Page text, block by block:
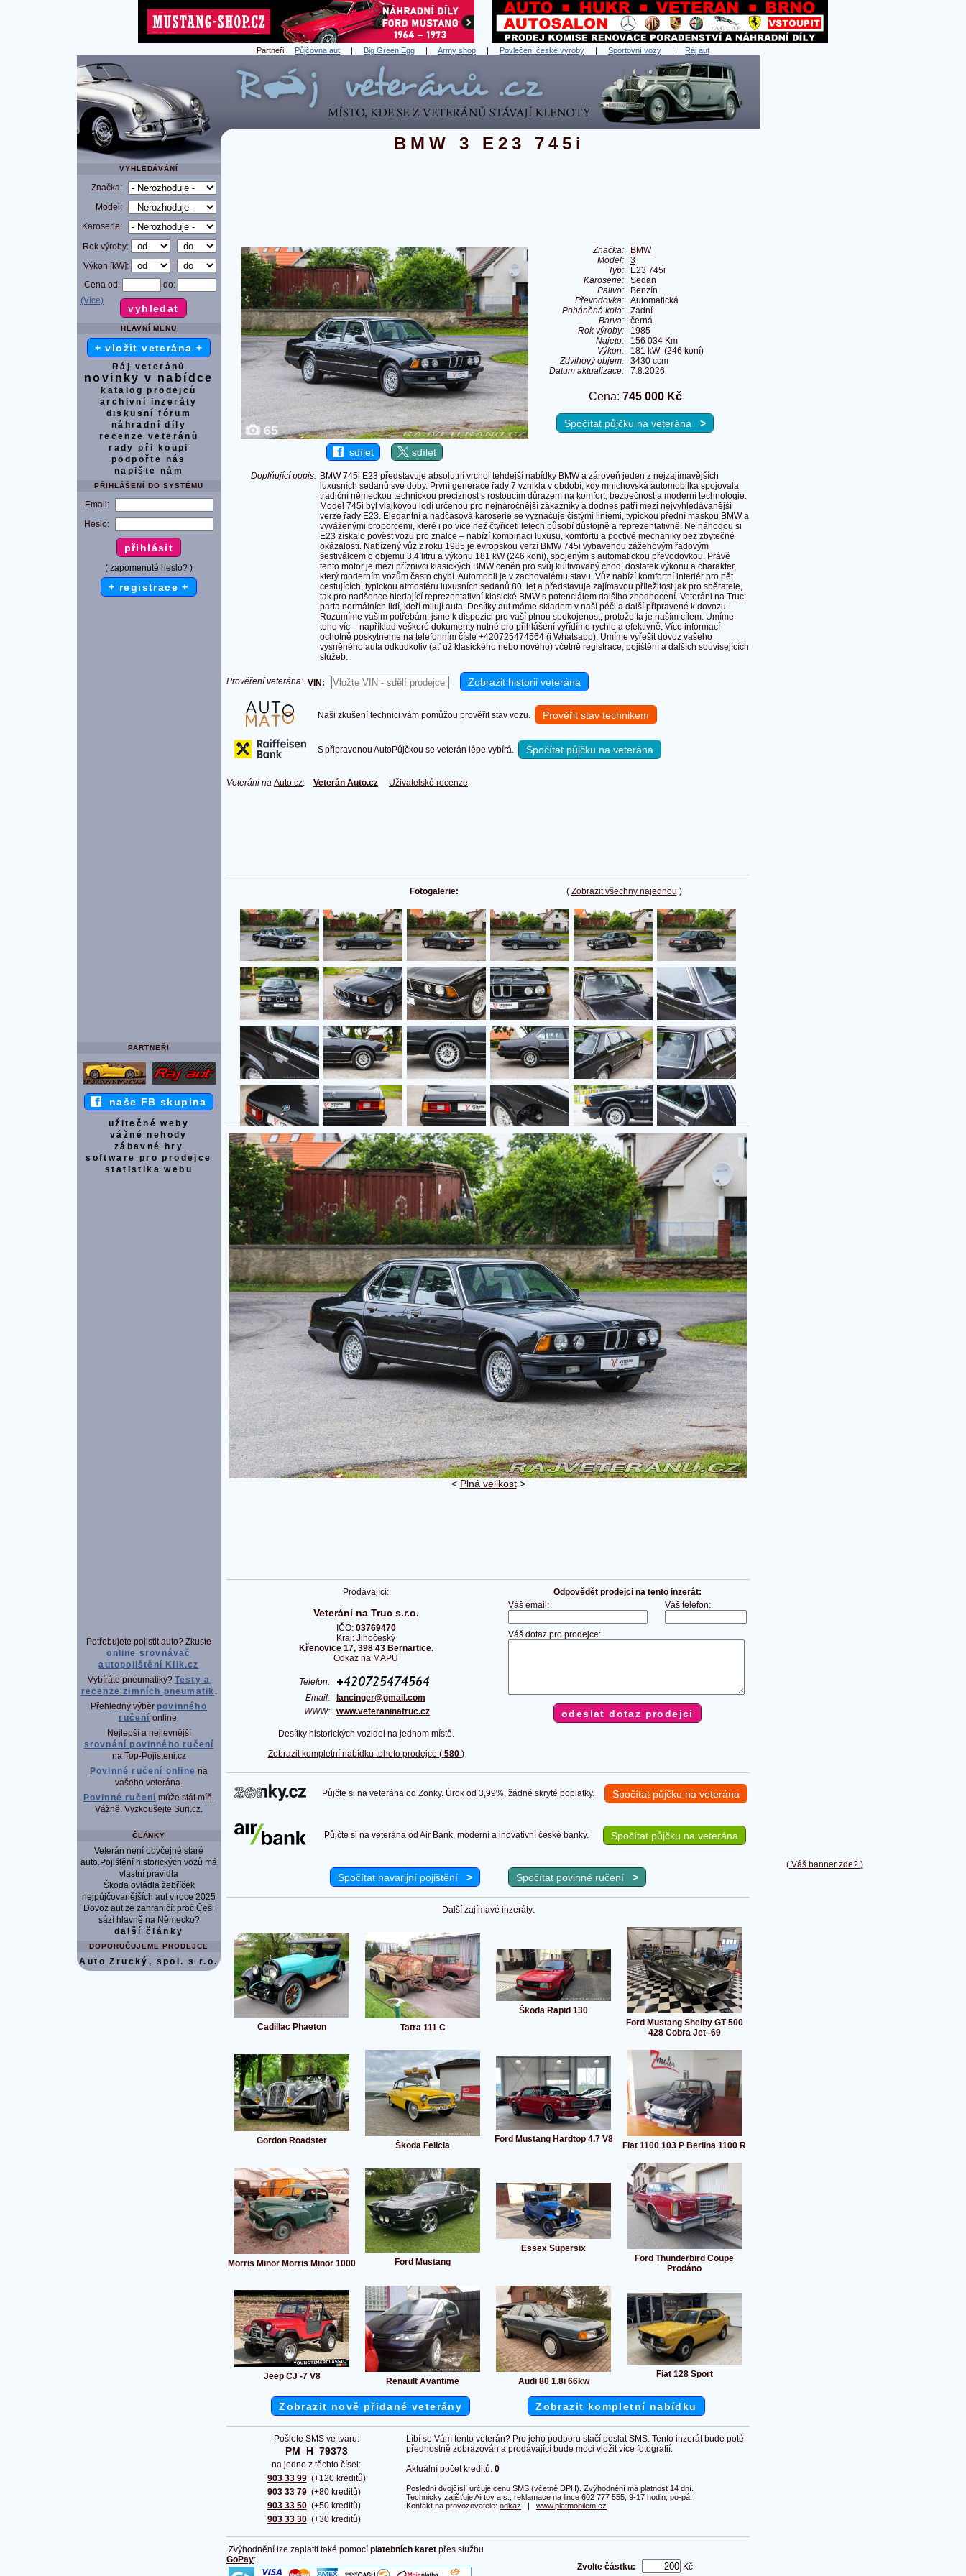
Partneři: Půjčovna aut | Big Green Egg | Army shop | Povlečení české výroby | Sportovní vozy | Ráj aut
( Váš banner zde? )
BMW 3 E23 745i
VYHLEDÁVÁNÍ
Značka:
Model:
Karoserie:
Rok výroby:
Výkon [kW]:
Cena od:
do:
(Více)
HLAVNÍ MENU
+ vložit veterána +
Ráj veteránů
novinky v nabídce
katalog prodejců
archivní inzeráty
diskusní fórum
náhradní díly
recenze veteránů
rady při koupi
podpořte nás
napište nám
PŘIHLÁŠENÍ DO SYSTÉMU
Email:
Heslo:
( zapomenuté heslo? )
+ registrace +
PARTNEŘI
naše FB skupina
užitečné weby
vážné nehody
zábavné hry
software pro prodejce
statistika webu
Potřebujete pojistit auto? Zkuste
online srovnávač
autopojištění Klik.cz
Vybíráte pneumatiky? Testy a
recenze zimních pneumatik .
Přehledný výběr povinného
ručení online.
Nejlepší a nejlevnější
srovnání povinného ručení
na Top-Pojisteni.cz
Povinné ručení online na
vašeho veterána.
Povinné ručení může stát míň.
Vážně. Vyzkoušejte Suri.cz.
ČLÁNKY
Veterán není obyčejné staré
auto.Pojištění historických vozů má
vlastní pravidla
Škoda ovládla žebříček
nejpůjčovanějších aut v roce 2025
Dovoz aut ze zahraničí: proč Češi
sází hlavně na Německo?
další články
DOPORUČUJEME PRODEJCE
Auto Zrucký, spol. s r.o.
65
sdílet sdílet
Značka:
BMW
Model:
3
Typ:
E23 745i
Karoserie:
Sedan
Palivo:
Benzín
Převodovka:
Automatická
Poháněná kola:
Zadní
Barva:
černá
Rok výroby:
1985
Najeto:
156 034 Km
Výkon:
181 kW (246 koní)
Zdvihový objem:
3430 ccm
Datum aktualizace:
7.8.2026
Cena: 745 000 Kč
Spočítat půjčku na veterána >
Doplňující popis: BMW 745i E23 představuje absolutní vrchol tehdejší nabídky BMW a zároveň jeden z nejzajímavějších
luxusních sedanů své doby. První generace řady 7 vznikla v období, kdy mnichovská automobilka spojovala
tradiční německou technickou preciznost s rostoucím důrazem na komfort, bezpečnost a moderní technologie.
Model 745i byl vlajkovou lodí určenou pro nejnáročnější zákazníky a dodnes patří mezi nejvyhledávanější
verze řady E23. Elegantní a nadčasová karoserie se vyznačuje čistými liniemi, typickou přední maskou BMW a
vyváženými proporcemi, které i po více než čtyřiceti letech působí důstojně a reprezentativně. Ne náhodou si
E23 získalo pověst vozu pro znalce – nabízí kombinaci luxusu, komfortu a poctivé mechaniky bez zbytečné
okázalosti. Nabízený vůz z roku 1985 je evropskou verzí BMW 745i vybavenou zážehovým řadovým
šestiválcem o objemu 3,4 litru a výkonu 181 kW (246 koní), spojeným s automatickou převodovkou. Právě
tento motor je mezi příznivci klasických BMW ceněn pro svůj kultivovaný chod, dostatek výkonu a charakter,
který moderním vozům často chybí. Automobil je v zachovalému stavu. Vůz nabízí komfortní interiér pro pět
cestujících, typickou atmosféru luxusních sedanů 80. let a představuje zajímavou příležitost jak pro sběratele,
tak pro nadšence hledající reprezentativní klasické BMW s potenciálem dalšího zhodnocení. Veteráni na Truc:
parta normálních lidí, kteří milují auta. Desítky aut máme skladem v naší péči a další připravené k dovozu.
Rozumíme vašim potřebám, jsme k dispozici pro vaší plnou spokojenost, protože ta je naším cílem. Umíme
toho víc – například veškeré dokumenty nutné pro přihlášení vyřídíme rychle a efektivně. Více informací
ochotně poskytneme na telefonním čísle +420725474564 (i Whatsapp). Umíme vyřešit dovoz vašeho
vysněného auta odkudkoliv (ať už klasického nebo nového) včetně registrace, pojištění a dalších souvisejících
služeb.
Prověření veterána: VIN:
Naši zkušení technici vám pomůžou prověřit stav vozu. Prověřit stav technikem
S připravenou AutoPůjčkou se veterán lépe vybírá. Spočítat půjčku na veterána
Veteráni na Auto.cz: Veterán Auto.cz Uživatelské recenze
( Zobrazit všechny najednou )
Fotogalerie:
< Plná velikost>
Prodávající:
Veteráni na Truc s.r.o.
IČO: 03769470
Kraj: Jihočeský
Křenovice 17, 398 43 Bernartice.
Odkaz na MAPU
Telefon:
Email:
lancinger@gmail.com
WWW: www.veteraninatruc.cz
Desítky historických vozidel na jednom místě.
Zobrazit kompletní nabídku tohoto prodejce ( 580)
Odpovědět prodejci na tento inzerát:
Váš email:
Váš telefon:
Váš dotaz pro prodejce:
Půjčte si na veterána od Zonky. Úrok od 3,99%, žádné skryté poplatky. Spočítat půjčku na veterána
Půjčte si na veterána od Air Bank, moderní a inovativní české banky. Spočítat půjčku na veterána
Spočítat havarijní pojištění > Spočítat povinné ručení >
Další zajímavé inzeráty:
Cadillac Phaeton Tatra 111 C
Škoda Rapid 130
Ford Mustang Shelby GT 500
428 Cobra Jet -69
Gordon Roadster Škoda Felicia
Ford Mustang Hardtop 4.7 V8
Fiat 1100 103 P Berlina 1100 R
Morris Minor Morris Minor 1000 Ford Mustang
Essex Supersix
Ford Thunderbird Coupe
Prodáno
Jeep CJ -7 V8 Renault Avantime Audi 80 1.8i 66kw
Fiat 128 Sport
Zobrazit nově přidané veterány Zobrazit kompletní nabídku
Pošlete SMS ve tvaru:
PM  H  79373
na jedno z těchto čísel:
903 33 99
903 33 79
903 33 50
903 33 30
(+120 kreditů)
(+80 kreditů)
(+50 kreditů)
(+30 kreditů)
Líbí se Vám tento veterán? Pro jeho podporu stačí poslat SMS. Tento inzerát bude poté
přednostně zobrazován a prodávající bude moci vložit více fotografií.
Aktuální počet kreditů: 0
Poslední dvojčíslí určuje cenu SMS (včetně DPH). Zvýhodnění má platnost 14 dní.
Technicky zajišťuje Airtoy a.s., reklamace na lince 602 777 555, 9-17 hodin, po-pá.
Kontakt na provozovatele: odkaz | www.platmobilem.cz
Zvýhodnění lze zaplatit také pomocí platebních karet přes službu
GoPay:
Zvolte částku: Kč